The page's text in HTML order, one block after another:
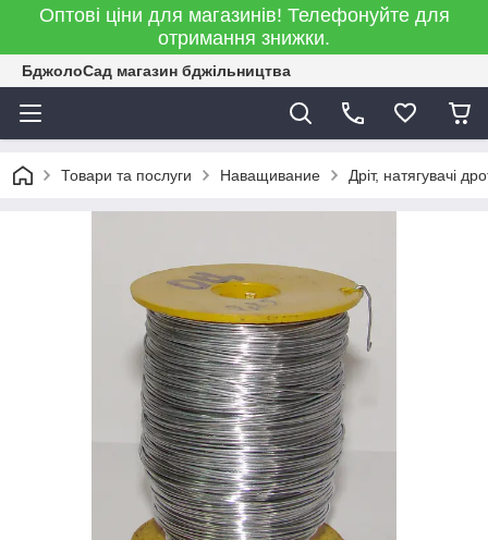
Оптові ціни для магазинів! Телефонуйте для
отримання знижки.
БджолоСад магазин бджільництва
Товари та послуги Наващивание Дріт, натягувачі